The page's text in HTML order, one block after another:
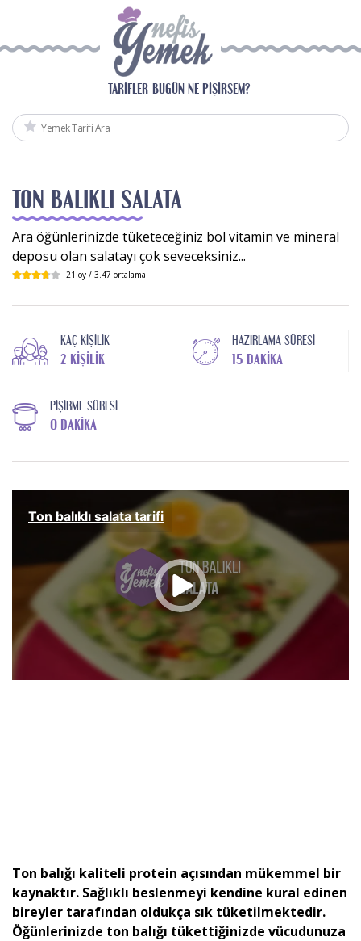
TARIFLER BUGÜN NE PIŞIRSEM?
TON BALIKLI SALATA
Ara öğünlerinizde tüketeceğiniz bol vitamin ve mineral
deposu olan salatayı çok seveceksiniz...
21 oy / 3.47 ortalama
KAÇ KIŞILIK
2 KIŞILIK
HAZIRLAMA SÜRESI
15 DAKIKA
PIŞIRME SÜRESI
0 DAKIKA
Ton balığı kaliteli protein açısından mükemmel bir
kaynaktır. Sağlıklı beslenmeyi kendine kural edinen
bireyler tarafından oldukça sık tüketilmektedir.
Öğünlerinizde ton balığı tükettiğinizde vücudunuza